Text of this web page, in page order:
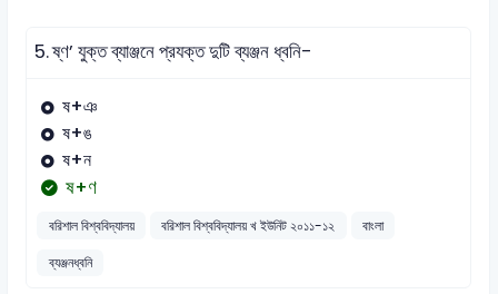
5.ষ্ণ’ যুক্ত ব্যাঞ্জনে প্রযক্ত দুটি ব্যঞ্জন ধ্বনি-
ষ+ঞ
ষ+ঙ
ষ+ন
ষ+ণ
বরিশাল বিশ্ববিদ্যালয় বরিশাল বিশ্ববিদ্যালয় খ ইউনিট ২০১১-১২
বাংলা
ব্যঞ্জনধ্বনি